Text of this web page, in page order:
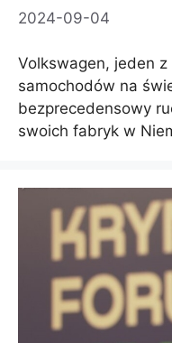
2024-09-04
Volkswagen, jeden
samochodów na
bezprecedensowy
swoich fabryk w